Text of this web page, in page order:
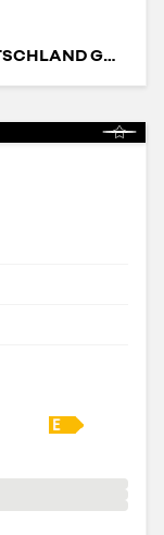
RENAULT RETAIL GROUP DEUTSCHLAND GMBH